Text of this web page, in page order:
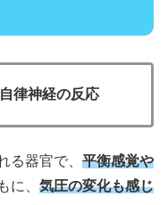
律神経の反応
る器官で、 平衡感覚や
に、 気圧の変化も感じ